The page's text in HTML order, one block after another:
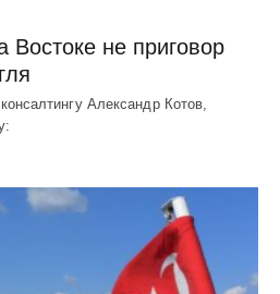
Востоке не приговор
Александр Котов,